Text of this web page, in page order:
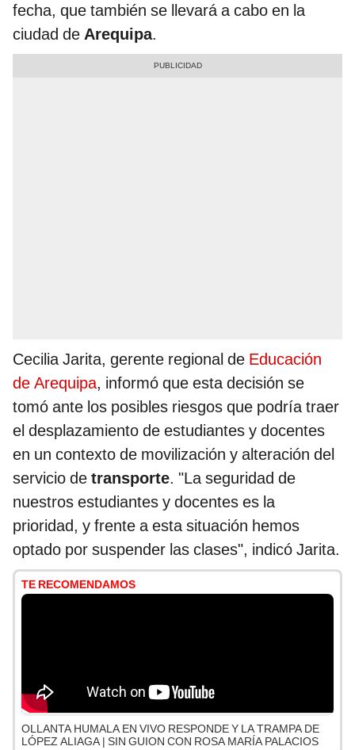
fecha, que también se llevará a cabo en la
ciudad de Arequipa.
Cecilia Jarita, gerente regional de Educación
de Arequipa, informó que esta decisión se
tomó ante los posibles riesgos que podría traer
el desplazamiento de estudiantes y docentes
en un contexto de movilización y alteración del
servicio de transporte. "La seguridad de
nuestros estudiantes y docentes es la
prioridad, y frente a esta situación hemos
optado por suspender las clases", indicó Jarita.
TE RECOMENDAMOS
OLLANTA HUMALA EN VIVO RESPONDE Y LA TRAMPA DE
LÓPEZ ALIAGA | SIN GUION CON ROSA MARÍA PALACIOS